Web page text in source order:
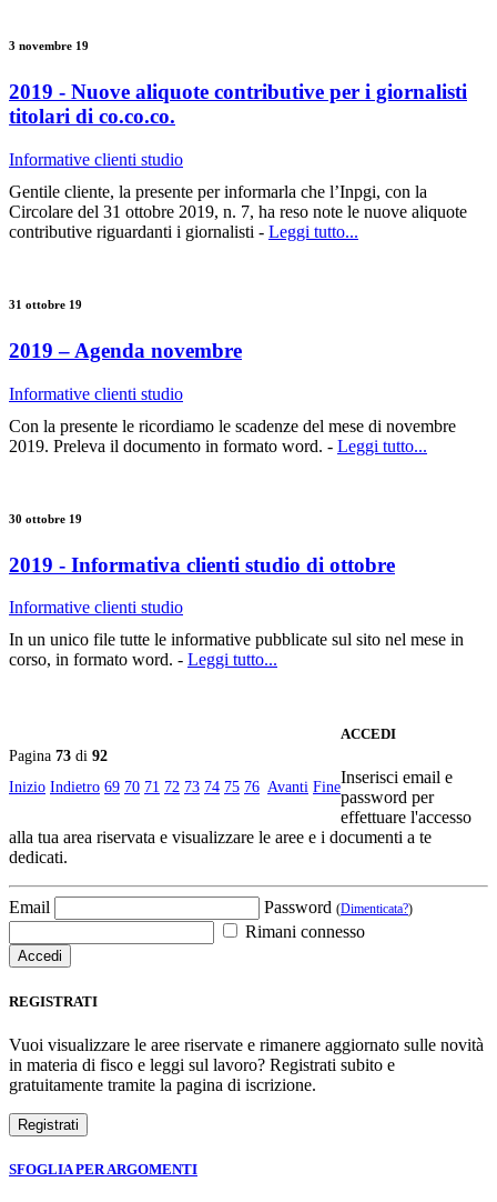
3 novembre 19
2019 - Nuove aliquote contributive per i giornalisti
titolari di co.co.co.
Informative clienti studio
Gentile cliente, la presente per informarla che l’Inpgi, con la
Circolare del 31 ottobre 2019, n. 7, ha reso note le nuove aliquote
contributive riguardanti i giornalisti - Leggi tutto...
31 ottobre 19
2019 – Agenda novembre
Informative clienti studio
Con la presente le ricordiamo le scadenze del mese di novembre
2019. Preleva il documento in formato word. - Leggi tutto...
30 ottobre 19
2019 - Informativa clienti studio di ottobre
Informative clienti studio
In un unico file tutte le informative pubblicate sul sito nel mese in
corso, in formato word. - Leggi tutto...
Pagina 73 di 92
Inizio Indietro 69 70 71 72 73 74 75 76 Avanti Fine
ACCEDI
Inserisci email e
password per
effettuare l'accesso
alla tua area riservata e visualizzare le aree e i documenti a te
dedicati.
Email Password (Dimenticata?)
Rimani connesso
REGISTRATI
Vuoi visualizzare le aree riservate e rimanere aggiornato sulle novità
in materia di fisco e leggi sul lavoro? Registrati subito e
gratuitamente tramite la pagina di iscrizione.
SFOGLIA PER ARGOMENTI